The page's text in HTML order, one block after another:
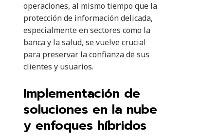
operaciones, al mismo tiempo que la
protección de información delicada,
especialmente en sectores como la
banca y la salud, se vuelve crucial
para preservar la confianza de sus
clientes y usuarios.
Implementación de
soluciones en la nube
y enfoques híbridos